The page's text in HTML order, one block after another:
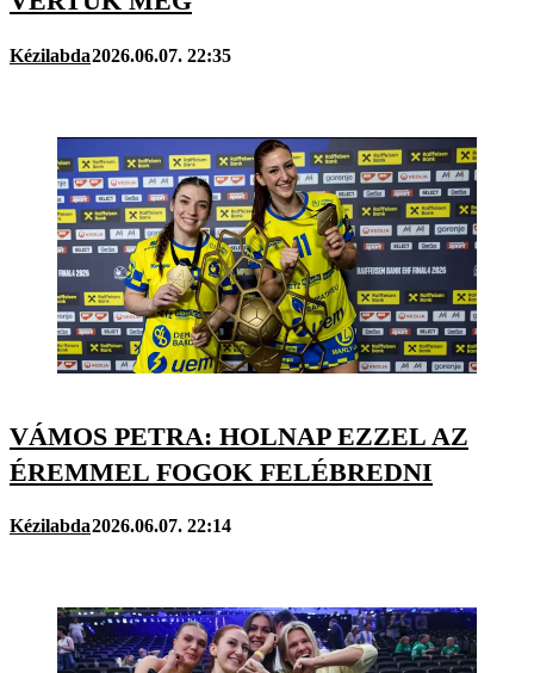
Kézilabda2026.06.07. 22:35
VÁMOS PETRA: HOLNAP EZZEL AZ
ÉREMMEL FOGOK FELÉBREDNI
Kézilabda2026.06.07. 22:14